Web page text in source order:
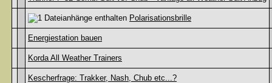
Polarisationsbrille
Energiestation bauen
Korda All Weather Trainers
Kescherfrage: Trakker, Nash, Chub etc...?